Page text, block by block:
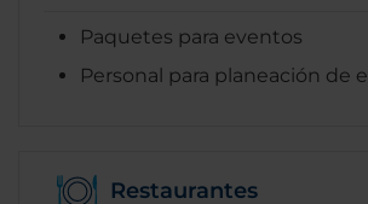
Paquetes para eventos
Personal para planeación de
Restaurantes